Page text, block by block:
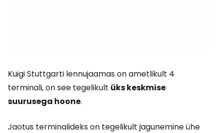
Kuigi Stuttgarti lennujaamas on ametlikult 4
terminali, on see tegelikult üks keskmise
suurusega hoone.
Jaotus terminalideks on tegelikult jagunemine ühe